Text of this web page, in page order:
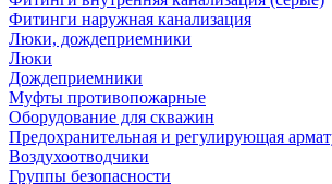
Фитинги наружная канализация
Люки, дождеприемники
Люки
Дождеприемники
Муфты противопожарные
Оборудование для скважин
Предохранительная и регулирующая
Воздухоотводчики
Группы безопасности